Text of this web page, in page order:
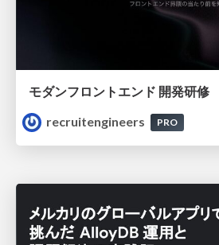
モダンフロントエンド 開発研修
recruitengineers
PRO